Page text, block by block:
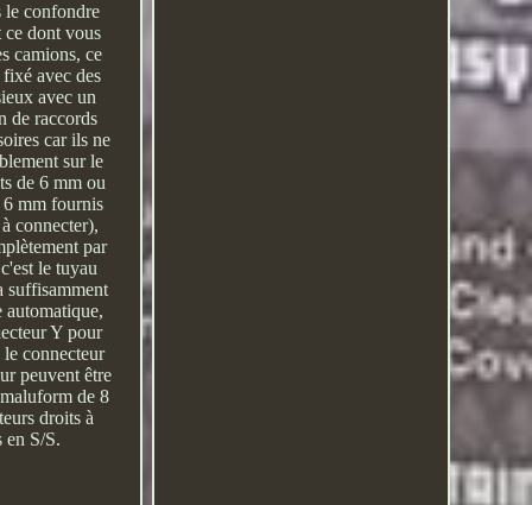
le confondre
dont vous
camions, ce
avec des
avec un
de raccords
car ils ne
sur le
de 6 mm ou
6 mm fournis
connecter),
par
le tuyau
suffisamment
Y pour
connecteur
peuvent être
de 8
droits à
S/S.